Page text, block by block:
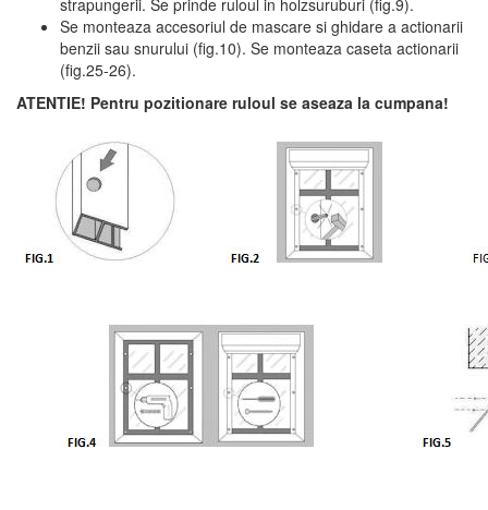
strapungerii. Se prinde ruloul in holzsuruburi (fig.9).
Se monteaza accesoriul de mascare si ghidare a actionarii
benzii sau snurului (fig.10). Se monteaza caseta actionarii
(fig.25-26).
ATENTIE! Pentru pozitionare ruloul se aseaza la cumpana!